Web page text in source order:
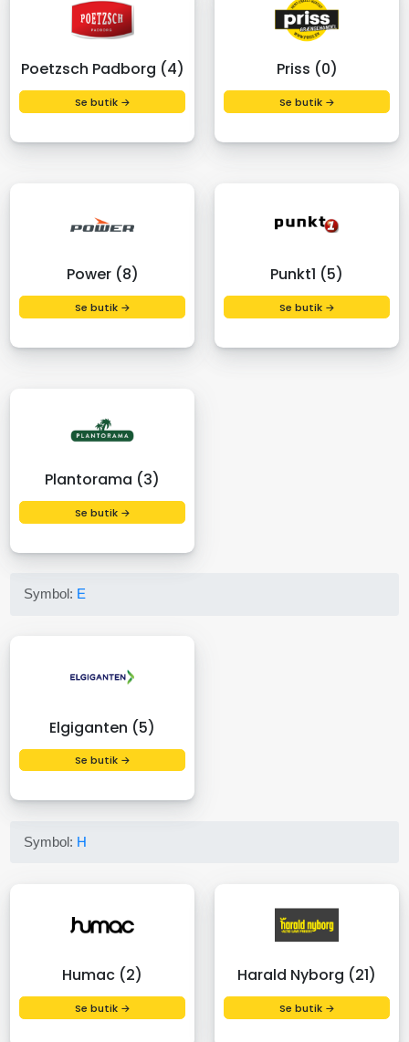
Poetzsch Padborg (4)
Se butik →
Priss (0)
Se butik →
Power (8)
Se butik →
Punkt1 (5)
Se butik →
Plantorama (3)
Se butik →
Symbol: E
Elgiganten (5)
Se butik →
Symbol: H
Humac (2)
Se butik →
Harald Nyborg (21)
Se butik →